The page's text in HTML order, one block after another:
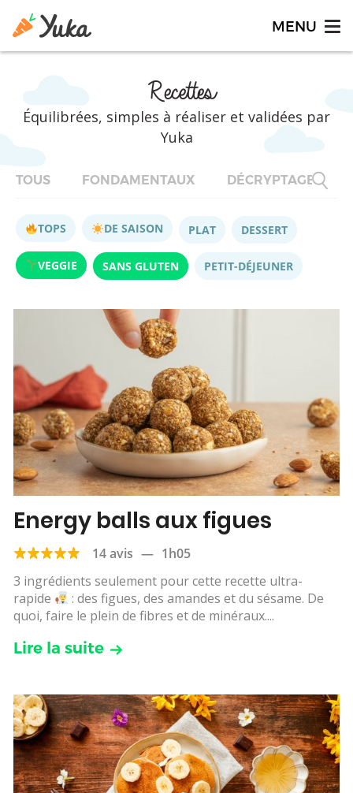
Recettes
Équilibrées, simples à réaliser et validées par
Yuka
TOUS FONDAMENTAUX DÉCRYPTAGES
TOPS DE SAISON PLAT DESSERT
VEGGIE SANS GLUTEN PETIT-DÉJEUNER
Energy balls aux figues
14 avis — 1h05
3 ingrédients seulement pour cette recette ultra-
rapide
: des figues, des amandes et du sésame. De
quoi, faire le plein de fibres et de minéraux....
Lire la suite